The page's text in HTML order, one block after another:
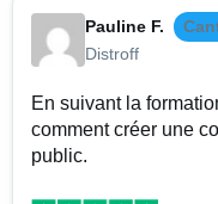
Pauline F.
Distroff
En suivant la
comment créer une
public.